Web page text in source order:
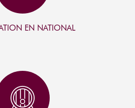
N
EN NATIONAL
I
C